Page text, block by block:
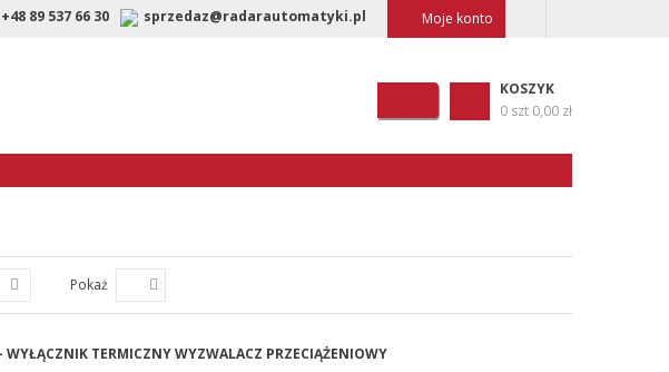
+48 89 537 66 30 sprzedaz@radarautomatyki.pl Moje konto
KOSZYK
0 szt 0,00 zł
Pokaż
WYŁĄCZNIK TERMICZNY WYZWALACZ PRZECIĄŻENIOWY